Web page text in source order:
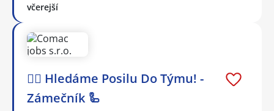
včerejší
🕵️‍♂️ Hledáme Posilu Do Týmu! -
Zámečník 🦾